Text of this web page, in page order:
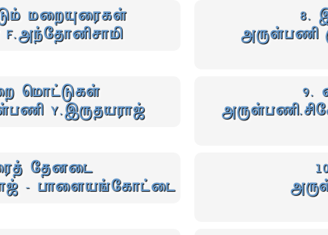
மறையுரைகள்
8.
அருள்பணி
மொட்டுகள்
Y.இருதயராஜ்
9.
தேனடை
- பாளையங்கோட்டை